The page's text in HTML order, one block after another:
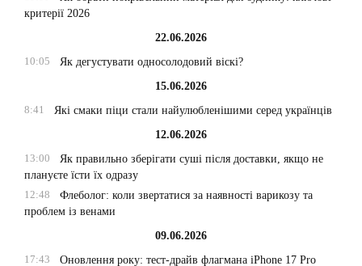
критерії 2026
22.06.2026
10:05
Як дегустувати односолодовий віскі?
15.06.2026
8:41
Які смаки піци стали найулюбленішими серед українців
12.06.2026
13:00
Як правильно зберігати суші після доставки, якщо не
плануєте їсти їх одразу
12:48
Флеболог: коли звертатися за наявності варикозу та
проблем із венами
09.06.2026
17:43
Оновлення року: тест-драйв флагмана iPhone 17 Pro